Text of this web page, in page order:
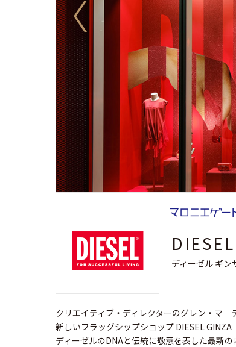
ディーゼル ギン
クリエイティブ・ディレクターのグレン・マ―
新しいフラッグシップショップ DIESEL GINZA
ディーゼルのDNAと伝統に敬意を表した最新